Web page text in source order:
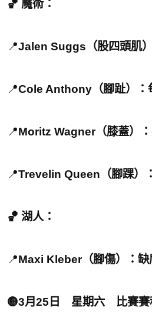
🏀 魔術：
📍Jalen Suggs（股四頭肌
📍Cole Anthony（腳趾）：
📍Moritz Wagner（膝蓋）
📍Trevelin Queen（腳踝）
🏀 湖人：
📍Maxi Kleber（腳傷）：缺
🟡3月25日 星期六 比賽賽